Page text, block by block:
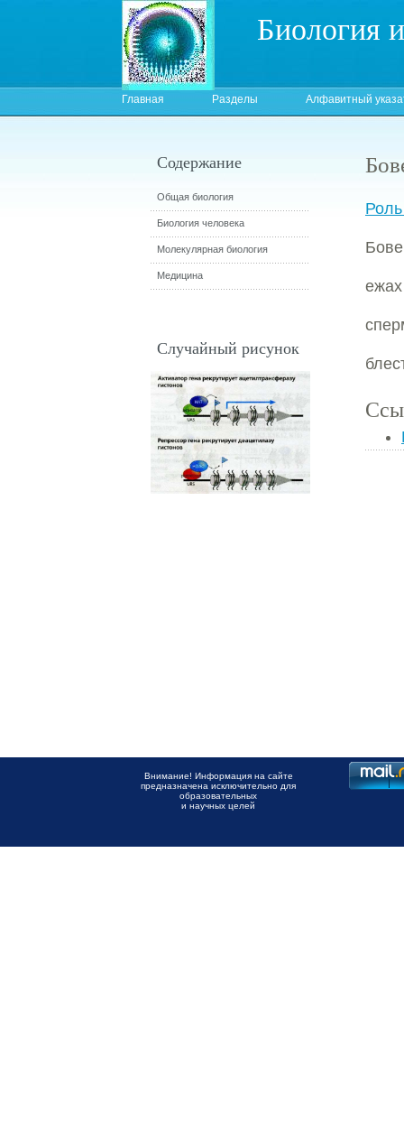
Биология
Главная Разделы Алфавитный
Содержание
Общая биология
Биология человека
Молекулярная биология
Медицина
Случайный рисунок
Внимание! Информация на сайте
предназначена исключительно для
образовательных
и научных целей